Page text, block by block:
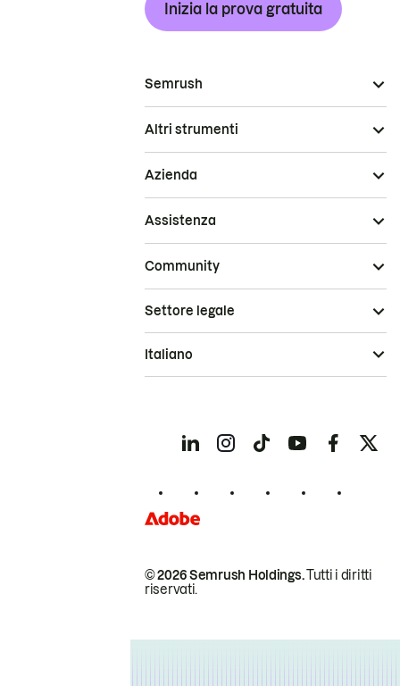
Inizia la prova gratuita
Semrush
Altri strumenti
Azienda
Assistenza
Community
© 2026 Semrush Holdings.Tutti i diritti
riservati.
Settore legale
Italiano